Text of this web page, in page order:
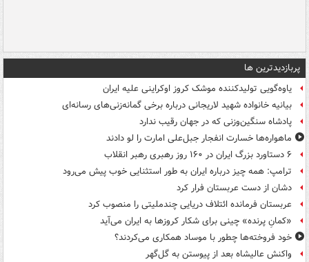
پربازدیدترین ها
یاوه‌گویی تولیدکننده موشک کروز اوکراینی علیه ایران
بیانیه خانواده شهید لاریجانی درباره برخی گمانه‌زنی‌های رسانه‌ای
پادشاه سنگین‌وزنی که در جهان رقیب ندارد
ماهواره‌ها خسارت انفجار جبل‌علی امارت را لو دادند
۶ دستاورد بزرگ ایران در ۱۶۰ روز رهبری رهبر انقلاب
ترامپ: همه چیز درباره ایران به طور استثنایی خوب پیش می‌رود
دشان از دست عربستان فرار کرد
عربستان فرمانده ائتلاف دریایی چندملیتی را منصوب کرد
«کمانِ پرنده» چینی برای شکار کروزها به ایران می‌آید
خود فروخته‌ها چطور با موساد همکاری می‌کردند؟
واکنش عالیشاه بعد از پیوستن به گل‌گهر